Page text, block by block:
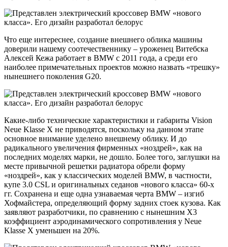
Что еще интереснее, создание внешнего облика машины
доверили нашему соотечественнику – уроженец Витебска
Алексей Кежа работает в BMW с 2011 года, а среди его
наиболее примечательных проектов можно назвать «трешку»
нынешнего поколения G20.
Какие-либо технические характеристики и габариты Vision
Neue Klasse X не приводятся, поскольку на данном этапе
основное внимание уделено внешнему облику. И до
радикального увеличения фирменных «ноздрей», как на
последних моделях марки, не дошло. Более того, заглушки на
месте привычной решетки радиатора обрели форму
«ноздрей», как у классических моделей BMW, в частности,
купе 3.0 CSL и оригинальных седанов «нового класса» 60-х
гг. Сохранена и еще одна узнаваемая черта BMW – изгиб
Хофмайстера, определяющий форму задних стоек кузова. Как
заявляют разработчики, по сравнению с нынешним X3
коэффициент аэродинамического сопротивления у Neue
Klasse X уменьшен на 20%.